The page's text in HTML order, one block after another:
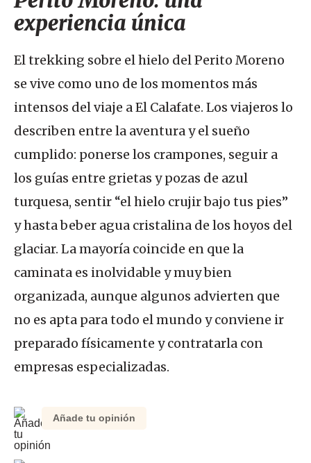
experiencia única
El trekking sobre el hielo del Perito Moreno
se vive como uno de los momentos más
intensos del viaje a El Calafate. Los viajeros lo
describen entre la aventura y el sueño
cumplido: ponerse los crampones, seguir a
los guías entre grietas y pozas de azul
turquesa, sentir “el hielo crujir bajo tus pies”
y hasta beber agua cristalina de los hoyos del
glaciar. La mayoría coincide en que la
caminata es inolvidable y muy bien
organizada, aunque algunos advierten que
no es apta para todo el mundo y conviene ir
preparado físicamente y contratarla con
empresas especializadas.
Añade tu opinión